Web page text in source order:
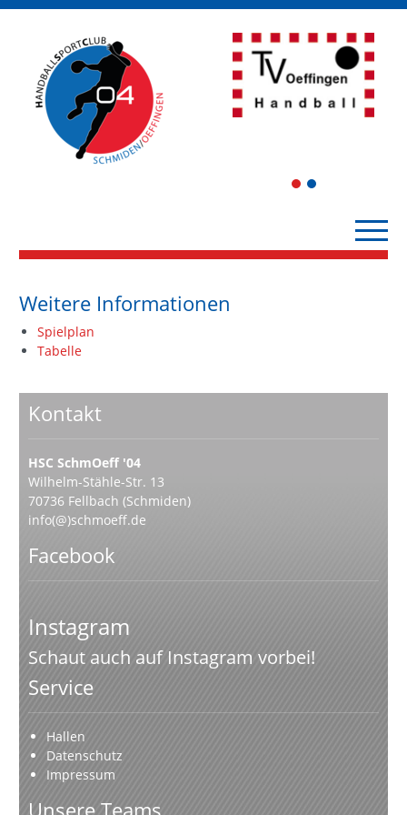
1 2
Weitere Informationen
Spielplan
Tabelle
Kontakt
HSC SchmOeff '04
Wilhelm-Stähle-Str. 13
70736 Fellbach (Schmiden)
info(@)schmoeff.de
Facebook
Instagram
Schaut auch auf Instagram vorbei!
Service
Hallen
Datenschutz
Impressum